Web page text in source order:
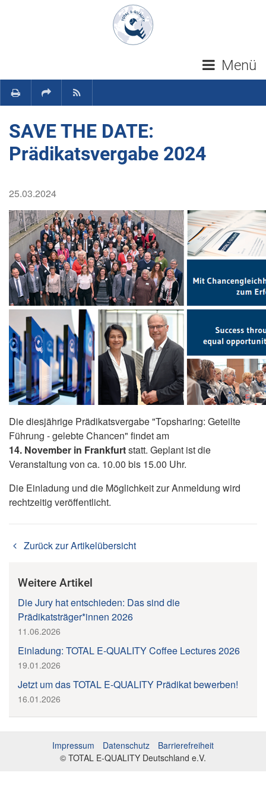
Navigation überspringen
Menü
SAVE THE DATE:
Prädikatsvergabe 2024
25.03.2024
Die diesjährige Prädikatsvergabe "Topsharing: Geteilte
Führung - gelebte Chancen" findet am
14. November in Frankfurtstatt. Geplant ist die
Veranstaltung von ca. 10.00 bis 15.00 Uhr.
Die Einladung und die Möglichkeit zur Anmeldung wird
rechtzeitig veröffentlicht.
Zurück zur Artikelübersicht
Weitere Artikel
Die Jury hat entschieden: Das sind die
Prädikatsträger*innen 2026
11.06.2026
Einladung: TOTAL E-QUALITY Coffee Lectures 2026
19.01.2026
Jetzt um das TOTAL E-QUALITY Prädikat bewerben!
16.01.2026
Impressum Datenschutz
Barrierefreiheit
© TOTAL E-QUALITY Deutschland e.V.